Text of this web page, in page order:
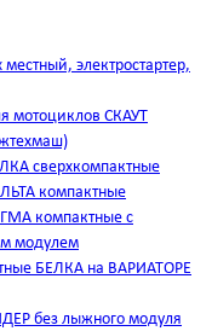
электростартер,
мотоциклов СКАУТ
сверхкомпактные
компактные
компактные с
модулем
БЕЛКА на ВАРИАТОРЕ
без лыжного модуля